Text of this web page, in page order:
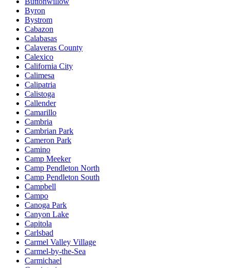
Byron
Bystrom
Cabazon
Calabasas
Calaveras County
Calexico
California City
Calimesa
Calipatria
Calistoga
Callender
Camarillo
Cambria
Cambrian Park
Cameron Park
Camino
Camp Meeker
Camp Pendleton North
Camp Pendleton South
Campbell
Campo
Canoga Park
Canyon Lake
Capitola
Carlsbad
Carmel Valley Village
Carmel-by-the-Sea
Carmichael